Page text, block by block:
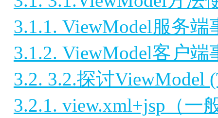
3.1.1. ViewModel服务
3.1.2. ViewModel客户
3.2. 3.2.探讨ViewModel
3.2.1. view.xml+jsp（一